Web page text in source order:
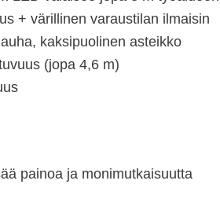
+ värillinen varaustilan ilmaisin
kaksipuolinen asteikko
(jopa 4,6 m)
painoa ja monimutkaisuutta